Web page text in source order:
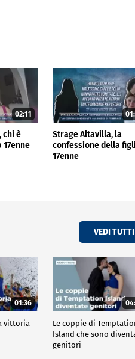
02:11
chi è
Strage Altavilla, la
confessione della
17enne
VEDI TUTTI
01:36
vittoria
Le coppie di
Island che sono
genitori